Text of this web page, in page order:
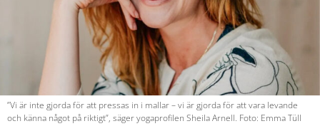
”Vi är inte gjorda för att pressas in i mallar – vi är gjorda för att vara levande
och känna något på riktigt”, säger yogaprofilen Sheila Arnell. Foto: Emma Tüll